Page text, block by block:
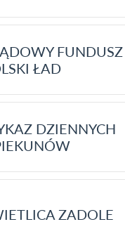
FUNDUSZ
ŁAD
DZIENNYCH
ZADOLE